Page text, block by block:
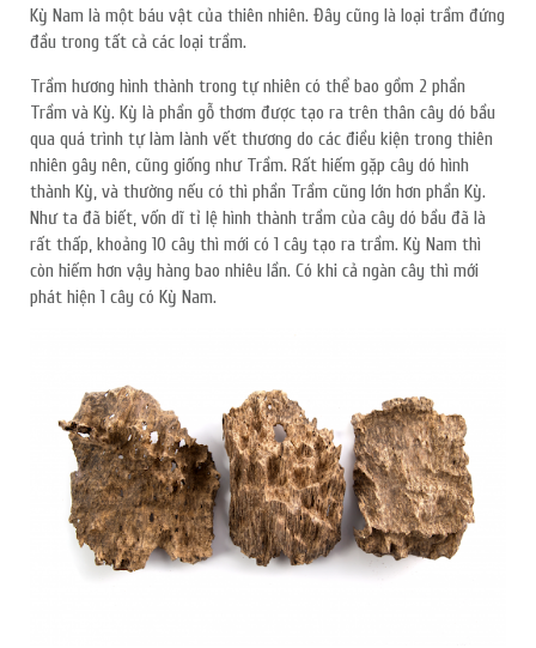
Kỳ Nam là một báu vật của thiên nhiên. Đây cũng là loại trầm đứng
đầu trong tất cả các loại trầm.
Trầm hương hình thành trong tự nhiên có thể bao gồm 2 phần
Trầm và Kỳ. Kỳ là phần gỗ thơm được tạo ra trên thân cây dó bầu
qua quá trình tự làm lành vết thương do các điều kiện trong thiên
nhiên gây nên, cũng giống như Trầm. Rất hiếm gặp cây dó hình
thành Kỳ, và thường nếu có thì phần Trầm cũng lớn hơn phần Kỳ.
Như ta đã biết, vốn dĩ tỉ lệ hình thành trầm của cây dó bầu đã là
rất thấp, khoảng 10 cây thì mới có 1 cây tạo ra trầm. Kỳ Nam thì
còn hiếm hơn vậy hàng bao nhiêu lần. Có khi cả ngàn cây thì mới
phát hiện 1 cây có Kỳ Nam.